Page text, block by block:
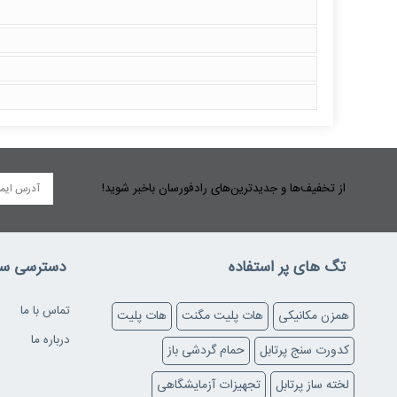
از تخفیف‌ها و جدیدترین‌های رادفورسان باخبر شوید!
تگ های پر استفاده
همزن مکانیکی هات پلیت مگنت
هات پلیت
کدورت سنج پرتابل
حمام گردشی باز
لخته ساز پرتابل
تجهیزات آزمایشگاهی
دسترسی
تماس با ما
درباره ما